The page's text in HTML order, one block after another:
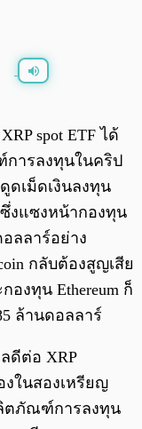
spot ETF ได้
ารลงทุนในคริป
ดเม็ดเงินลงทุน
งแซงหน้ากองทุน
อลลาร์อย่าง
กลับต้องสูญเสีย
องทุน Ethereum ก็
ล้านดอลลาร์
ดีต่อ XRP
งในสองเหรียญ
ตภัณฑ์การลงทุน